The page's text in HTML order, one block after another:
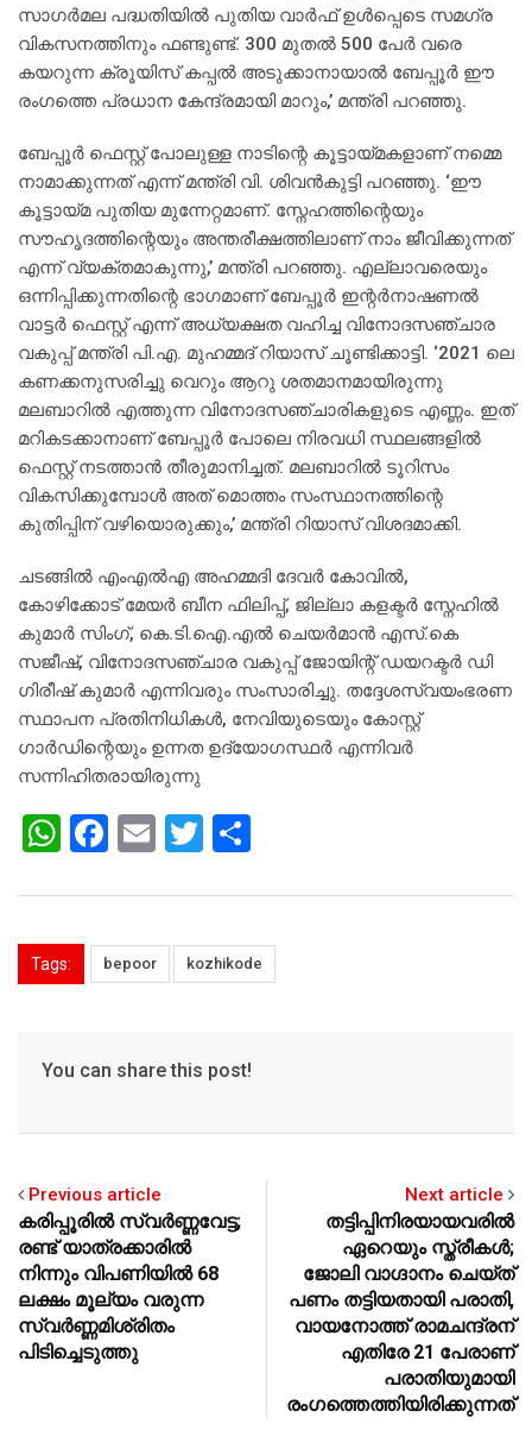
സാഗര്‍മല പദ്ധതിയില്‍ പുതിയ വാര്‍ഫ് ഉള്‍പ്പെടെ സമഗ്ര
വികസനത്തിനും ഫണ്ടുണ്ട്. 300 മുതല്‍ 500 പേര്‍ വരെ
കയറുന്ന ക്രൂയിസ് കപ്പല്‍ അടുക്കാനായാല്‍ ബേപ്പൂര്‍ ഈ
രംഗത്തെ പ്രധാന കേന്ദ്രമായി മാറും,’ മന്ത്രി പറഞ്ഞു.
ബേപ്പൂര്‍ ഫെസ്റ്റ് പോലുള്ള നാടിന്റെ കൂട്ടായ്മകളാണ് നമ്മെ
നാമാക്കുന്നത് എന്ന് മന്ത്രി വി. ശിവന്‍കുട്ടി പറഞ്ഞു. ‘ഈ
കൂട്ടായ്മ പുതിയ മുന്നേറ്റമാണ്. സ്നേഹത്തിന്റെയും
സൗഹൃദത്തിന്റെയും അന്തരീക്ഷത്തിലാണ് നാം ജീവിക്കുന്നത്
എന്ന് വ്യക്തമാകുന്നു,’ മന്ത്രി പറഞ്ഞു. എല്ലാവരെയും
ഒന്നിപ്പിക്കുന്നതിന്റെ ഭാഗമാണ് ബേപ്പൂര്‍ ഇന്റര്‍നാഷണല്‍
വാട്ടര്‍ ഫെസ്റ്റ് എന്ന് അധ്യക്ഷത വഹിച്ച വിനോദസഞ്ചാര
വകുപ്പ് മന്ത്രി പി.എ. മുഹമ്മദ് റിയാസ് ചൂണ്ടിക്കാട്ടി. ‘2021 ലെ
കണക്കനുസരിച്ചു വെറും ആറു ശതമാനമായിരുന്നു
മലബാറില്‍ എത്തുന്ന വിനോദസഞ്ചാരികളുടെ എണ്ണം. ഇത്
മറികടക്കാനാണ് ബേപ്പൂര്‍ പോലെ നിരവധി സ്ഥലങ്ങളില്‍
ഫെസ്റ്റ് നടത്താന്‍ തീരുമാനിച്ചത്. മലബാറില്‍ ടൂറിസം
വികസിക്കുമ്പോള്‍ അത് മൊത്തം സംസ്ഥാനത്തിന്റെ
കുതിപ്പിന് വഴിയൊരുക്കും,’ മന്ത്രി റിയാസ് വിശദമാക്കി.
ചടങ്ങില്‍ എംഎല്‍എ അഹമ്മദി ദേവര്‍ കോവില്‍,
കോഴിക്കോട് മേയര്‍ ബീന ഫിലിപ്പ്, ജില്ലാ കളക്ടര്‍ സ്നേഹില്‍
കുമാര്‍ സിംഗ്, കെ.ടി.ഐ.എല്‍ ചെയര്‍മാന്‍ എസ്.കെ
സജീഷ്, വിനോദസഞ്ചാര വകുപ്പ് ജോയിന്റ് ഡയറക്ടര്‍ ഡി
ഗിരീഷ് കുമാര്‍ എന്നിവരും സംസാരിച്ചു. തദ്ദേശസ്വയംഭരണ
സ്ഥാപന പ്രതിനിധികള്‍, നേവിയുടെയും കോസ്റ്റ്
ഗാര്‍ഡിന്റെയും ഉന്നത ഉദ്യോഗസ്ഥര്‍ എന്നിവര്‍
സന്നിഹിതരായിരുന്നു
W
at
s
A
p
F
c
e
b
o
E
ai
l
T
tt
er
ar
e
Tags: bepoor kozhikode
You can share this post!
Previous article
കരിപ്പൂരില്‍ സ്വര്‍ണ്ണവേട്ട;
രണ്ട് യാത്രക്കാരില്‍
നിന്നും വിപണിയില്‍ 68
ലക്ഷം മൂല്യം വരുന്ന
സ്വര്‍ണ്ണമിശ്രിതം
പിടിച്ചെടുത്തു
Next article
തട്ടിപ്പിനിരയായവരില്‍
ഏറെയും സ്ത്രീകള്‍;
ജോലി വാഗ്ദാനം ചെയ്ത്
പണം തട്ടിയതായി പരാതി,
വായനോത്ത് രാമചന്ദ്രന്
എതിരേ 21 പേരാണ്
പരാതിയുമായി
രംഗത്തെത്തിയിരിക്കുന്നത്